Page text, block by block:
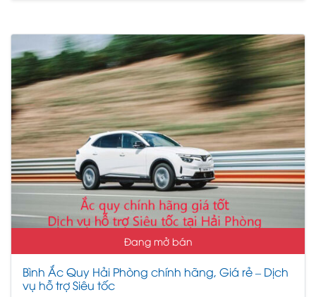
Đang mở bán
Bình Ắc Quy Hải Phòng chính hãng, Giá rẻ – Dịch
vụ hỗ trợ Siêu tốc